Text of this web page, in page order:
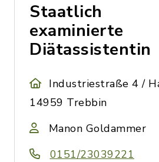
Staatlich
examinierte
Diätassistentin
Industriestraße 4 /
14959 Trebbin
Manon Goldammer
0151/23039221